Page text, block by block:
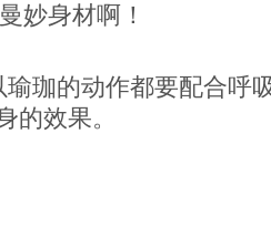
妙身材啊！
瑜珈的动作都要配合呼
的效果。